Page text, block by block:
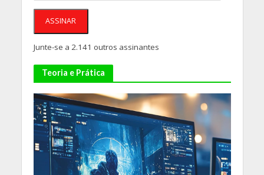
ASSINAR
Junte-se a 2.141 outros assinantes
Teoria e Prática